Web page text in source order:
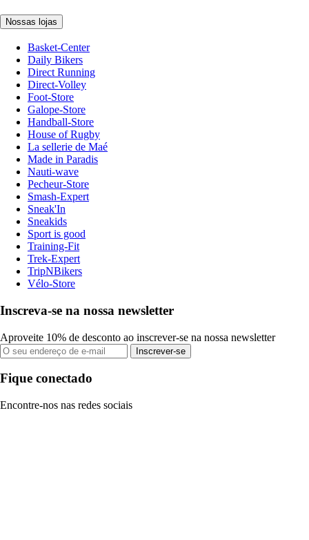
Nossas lojas
Basket-Center
Daily Bikers
Direct Running
Direct-Volley
Foot-Store
Galope-Store
Handball-Store
House of Rugby
La sellerie de Maé
Made in Paradis
Nauti-wave
Pecheur-Store
Smash-Expert
Sneak'In
Sneakids
Sport is good
Training-Fit
Trek-Expert
TripNBikers
Vélo-Store
Inscreva-se na nossa newsletter
Aproveite 10% de desconto ao inscrever-se na nossa newsletter
Inscrever-se
Fique conectado
Encontre-nos nas redes sociais